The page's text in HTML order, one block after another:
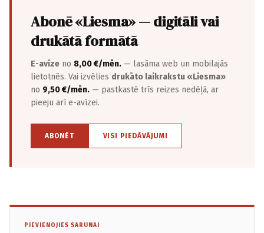
Abonē «Liesma» — digitāli vai
drukātā formātā
E-avīze no 8,00 €/mēn. — lasāma web un mobilajās
lietotnēs. Vai izvēlies drukāto laikrakstu «Liesma»
no 9,50 €/mēn. — pastkastē trīs reizes nedēļā, ar
pieeju arī e-avīzei.
ABONĒT VISI PIEDĀVĀJUMI
PIEVIENOJIES SARUNAI